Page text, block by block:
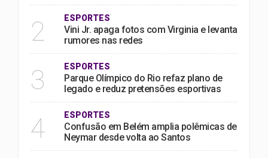
2 ESPORTES
Vini Jr. apaga fotos com Virginia e levanta
rumores nas redes
3 ESPORTES
Parque Olímpico do Rio refaz plano de
legado e reduz pretensões esportivas
4 ESPORTES
Confusão em Belém amplia polêmicas de
Neymar desde volta ao Santos